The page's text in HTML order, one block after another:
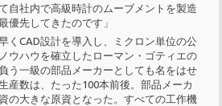
自社内で高級時計のムーブメントを製造
優先してきたのです」
くCAD設計を導入し、ミクロン単位の公
ウハウを確立したローマン・ゴティエの
う一級の部品メーカーとしても名をはせ
産数は、たった100本前後。部品メーカ
の大きな原資となった。すべての工作機